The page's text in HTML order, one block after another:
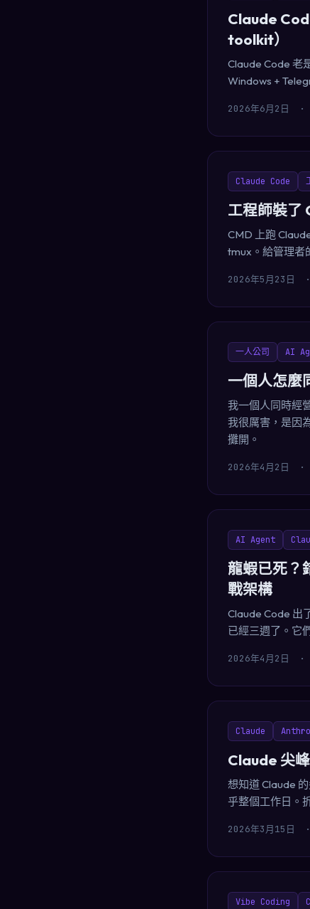
Claude
toolkit）
Claude Code 老
Windows +
2026年6月2日 ·
Claude Code
工程師裝了
CMD 上跑
tmux。給管理者
2026年5月23日 ·
一人公司 AI
一個人怎麼
我一個人同時經
我很厲害，是因
攤開。
2026年4月2日 ·
AI Agent
龍蝦已死？
戰架構
Claude Code 出
已經三週了。它
2026年4月2日 ·
Claude
Claude 尖
想知道 Claude
乎整個工作日。
2026年3月15日 ·
Vibe Coding